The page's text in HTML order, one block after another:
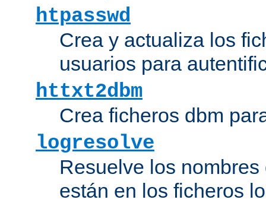
htpasswd
Crea y actualiza los
usuarios para
httxt2dbm
Crea ficheros dbm
logresolve
Resuelve los
están en los ficheros